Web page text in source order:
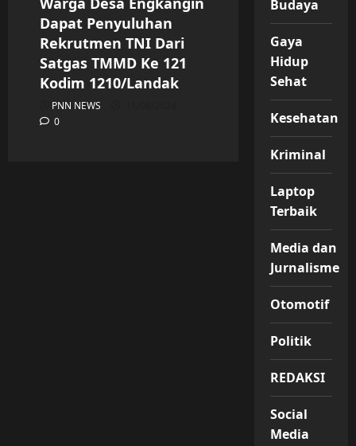
Dapat Penyuluhan
Rekrutmen TNI Dari
Satgas TMMD Ke 121
Kodim 1210/Landak
PNN NEWS
0
Budaya
Gaya
Hidup
Sehat
Kesehatan
Kriminal
Laptop
Terbaik
Media dan
Jurnalisme
Otomotif
Politik
REDAKSI
Social
Media